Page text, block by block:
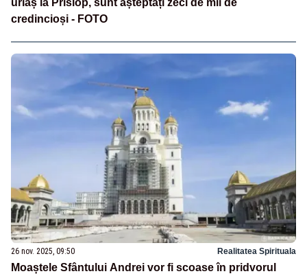
credincioși - FOTO
26 nov. 2025, 09:50 Realitatea Spirituala
Moaștele Sfântului Andrei vor fi scoase în pridvorul